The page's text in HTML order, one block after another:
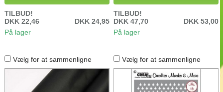
TILBUD!
DKK 22,46
DKK 24,95
På lager
TILBUD!
DKK 47,70
DKK 53,00
På lager
Vælg for at sammenligne Vælg for at sammenligne